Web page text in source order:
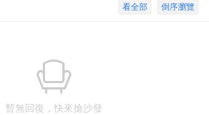
倒序瀏覽
看全部
暫無回復，快來搶沙發